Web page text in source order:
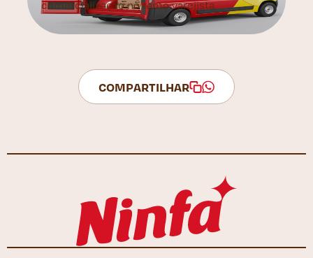
comercialização no ramo varejista.
COMPARTILHAR